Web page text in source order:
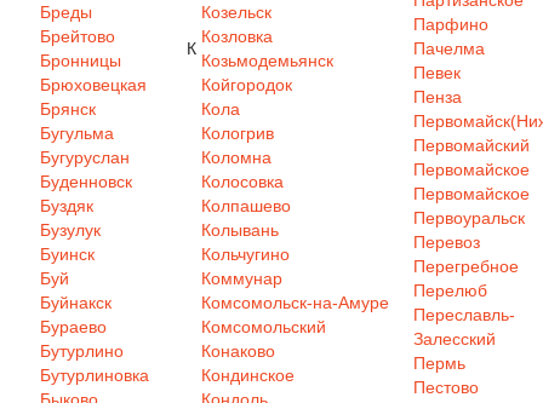
Бреды
Брейтово
Бронницы
Брюховецкая
Брянск
Бугульма
Бугуруслан
Буденновск
Буздяк
Бузулук
Буинск
Буй
Буйнакск
Бураево
Бутурлино
Бутурлиновка
К
Козельск
Козловка
Козьмодемьянск
Койгородок
Кола
Кологрив
Коломна
Колосовка
Колпашево
Колывань
Кольчугино
Коммунар
Комсомольск-на-Амуре
Комсомольский
Конаково
Кондинское
Парфино
Пачелма
Певек
Пенза
Первомайский
Первомайское
Первомайское
Первоуральск
Перевоз
Перегребное
Перелюб
Переславль-
Залесский
Пермь
Пестово